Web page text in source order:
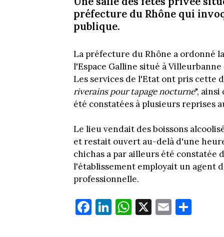
préfecture du Rhône qui
publique.
La préfecture du Rhône a ordonné
l'Espace Galline situé à
Les services de l'Etat ont pris cette
riverains pour tapage nocturne",
été constatées à plusieurs reprises
Le lieu vendait des boissons
et restait ouvert au-delà d'une
chichas a par ailleurs été constatée
l'établissement employait un agent
professionnelle.
Fa
ce
Li
nk
W
ha
X E
m